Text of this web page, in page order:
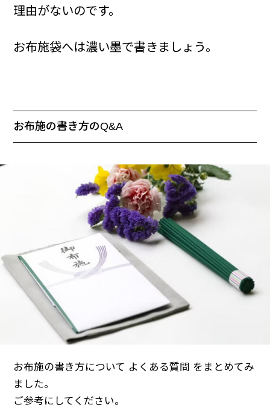
理由がないのです。
お布施袋へは濃い墨で書きましょう。
お布施の書き方のQ&A
お布施の書き方について よくある質問 をまとめてみ
ました。
ご参考にしてください。